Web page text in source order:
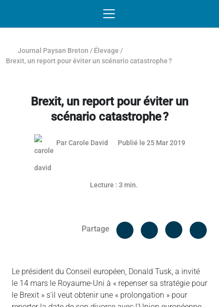
Journal Paysan Breton / Élevage /
Brexit, un report pour éviter un scénario catastrophe ?
Brexit, un report pour éviter un
scénario catastrophe ?
ParCarole David Publié le 25 Mar 201925 mars
Lecture : 3 min.
Partage
Facebook
Le président du Conseil européen, Donald Tusk, a invité
le 14 mars le Royaume-Uni à « repenser sa stratégie pour
le Brexit » s’il veut obtenir une « prolongation » pour